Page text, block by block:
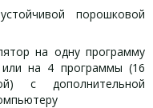
порошковой
на одну программу
на 4 программы (16
с дополнительной